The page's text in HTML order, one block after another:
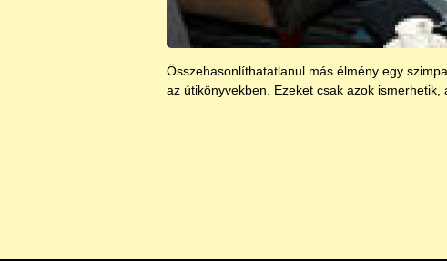
Összehasonlíthatatlanul más élmény egy
az útikönyvekben. Ezeket csak azok ismerhetik,